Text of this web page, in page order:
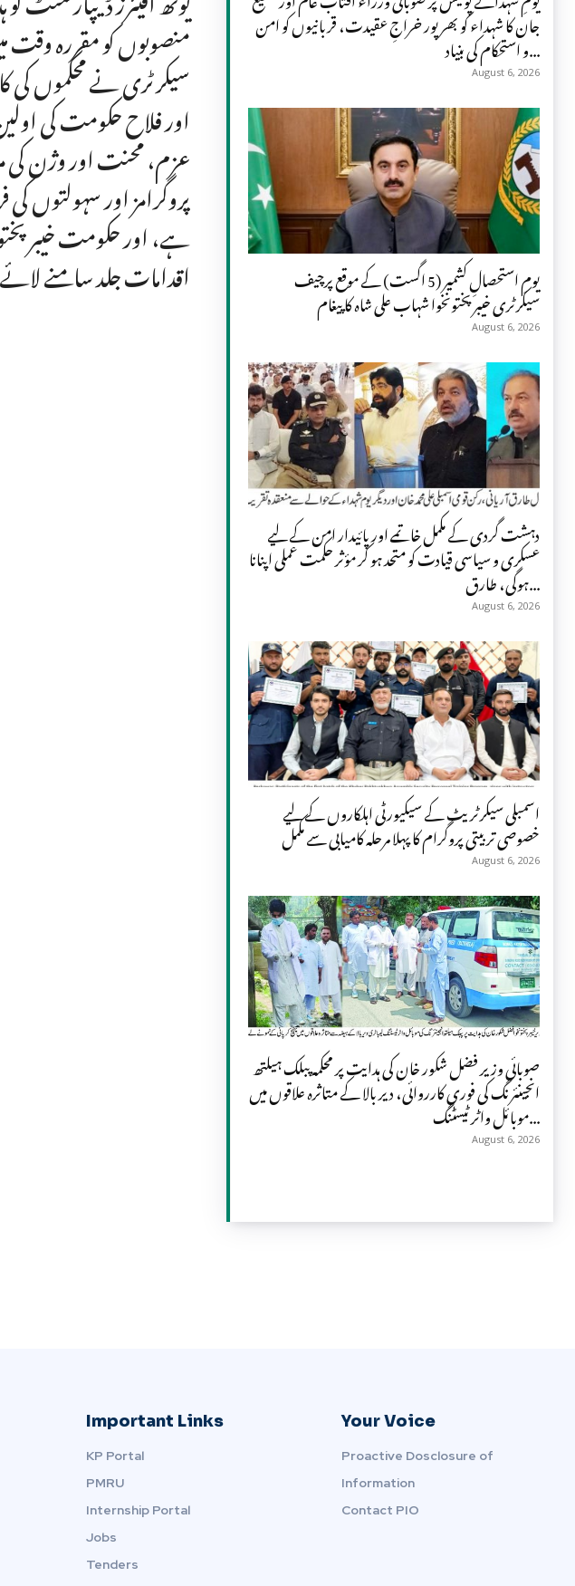
منصوبوں کو مقررہ وقت
سیکرٹری نے محکموں کی
اور فلاح حکومت کی
عزم، محنت اور وژن کی
پروگرامز اور سہولتوں
ہے، اور حکومت خیبر
اقدامات جلد سامنے
جان کا شہداء کو بھرپور خراجِ عقیدت، قربانیوں کو امن
و استحکام کی بنیاد...
August 6, 2026
یومِ استحصالِ کشمیر (5 اگست) کے موقع پرچیف
سیکرٹری خیبر پختونخوا شہاب علی شاہ کا پیغام
August 6, 2026
دہشت گردی کے مکمل خاتمے اور پائیدار امن کے لیے
عسکری و سیاسی قیادت کو متحد ہو کر مؤثر حکمت عملی اپنانا
ہوگی، طارق...
August 6, 2026
اسمبلی سیکرٹریٹ کے سیکیورٹی اہلکاروں کے لیے
خصوصی تربیتی پروگرام کا پہلا مرحلہ کامیابی سے مکمل
August 6, 2026
صوبائی وزیر فضل شکور خان کی ہدایت پر محکمہ پبلک ہیلتھ
انجینئرنگ کی فوری کارروائی، دیر بالا کے متاثرہ علاقوں میں
موبائل واٹر ٹیسٹنگ...
August 6, 2026
Important Links
KP Portal
PMRU
Internship Portal
Jobs
Tenders
Your Voice
Proactive Dosclosure of
Information
Contact PIO